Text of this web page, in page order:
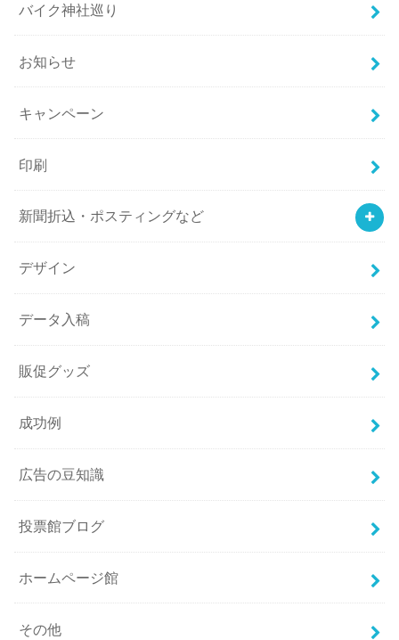
バイク神社巡り
お知らせ
キャンペーン
印刷
新聞折込・ポスティングなど
デザイン
データ入稿
販促グッズ
成功例
広告の豆知識
投票館ブログ
ホームページ館
その他